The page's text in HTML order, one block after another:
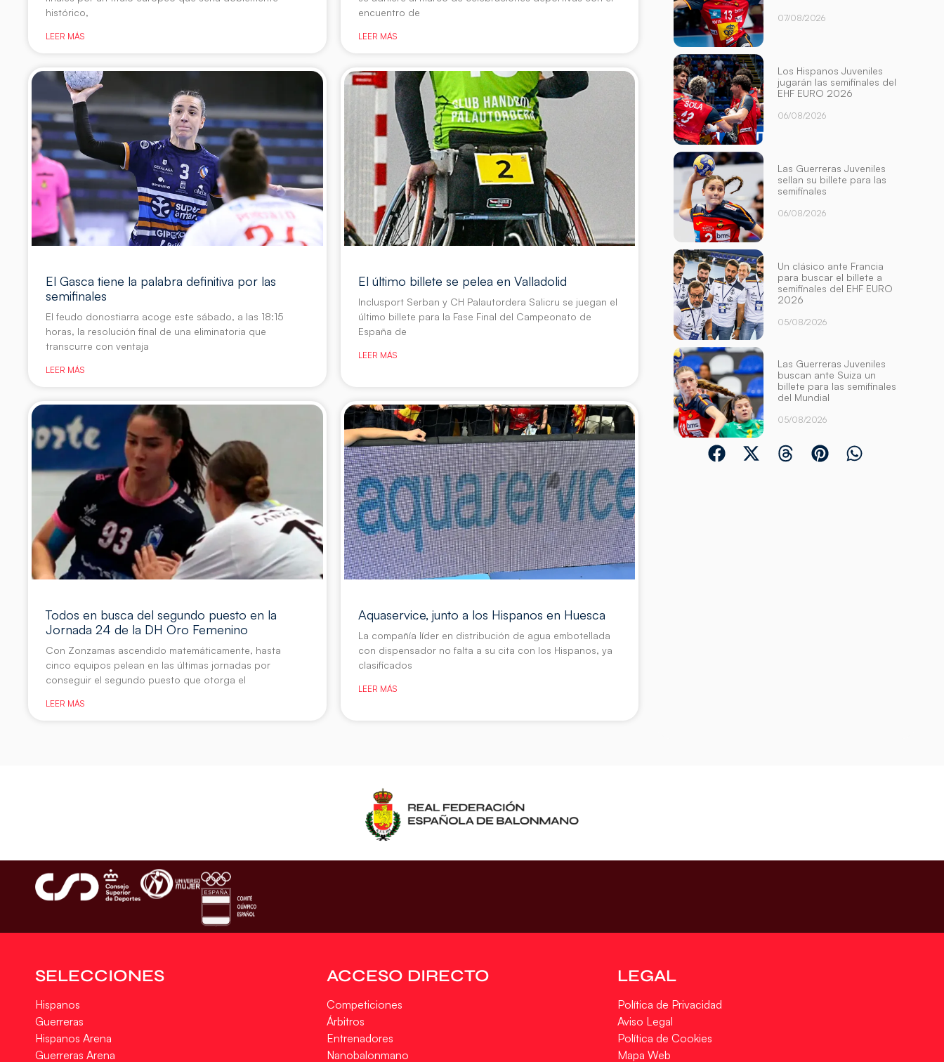
histórico,
LEER MÁS
encuentro de
LEER MÁS
El Gasca tiene la palabra definitiva por las
semifinales
El feudo donostiarra acoge este sábado, a las 18:15
horas, la resolución final de una eliminatoria que
transcurre con ventaja
LEER MÁS
El último billete se pelea en Valladolid
Inclusport Serban y CH Palautordera Salicru se juegan el
último billete para la Fase Final del Campeonato de
España de
LEER MÁS
Todos en busca del segundo puesto en la
Jornada 24 de la DH Oro Femenino
Con Zonzamas ascendido matemáticamente, hasta
cinco equipos pelean en las últimas jornadas por
conseguir el segundo puesto que otorga el
LEER MÁS
Aquaservice, junto a los Hispanos en Huesca
La compañía líder en distribución de agua embotellada
con dispensador no falta a su cita con los Hispanos, ya
clasificados
LEER MÁS
07/08/2026
Los Hispanos Juveniles
jugarán las semifinales del
EHF EURO 2026
06/08/2026
Las Guerreras Juveniles
sellan su billete para las
semifinales
06/08/2026
Un clásico ante Francia
para buscar el billete a
semifinales del EHF EURO
2026
05/08/2026
Las Guerreras Juveniles
buscan ante Suiza un
billete para las semifinales
del Mundial
05/08/2026
SELECCIONES
Hispanos
Guerreras
Hispanos Arena
Guerreras Arena
ACCESO DIRECTO
Competiciones
Árbitros
Entrenadores
Nanobalonmano
LEGAL
Política de Privacidad
Aviso Legal
Política de Cookies
Mapa Web